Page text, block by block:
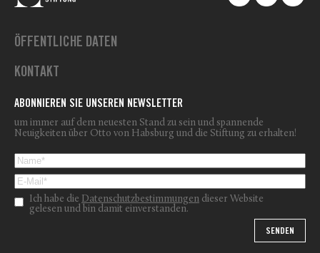
ÖFFENTLICHE DATEN
KONTAKT
ABONNIEREN SIE UNSEREN NEWSLETTER
um immer auf dem neuesten Stand zu sein und spannende
Neuigkeiten über Otto von Habsburg und die Stiftung zu erhalten!
Ich habe die Datenschutzbestimmungen dieser Website
gelesen und bin damit einverstanden.